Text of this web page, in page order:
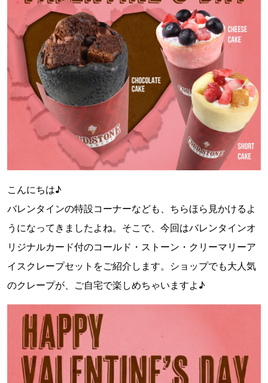
こんにちは♪
バレンタインの特設コーナーなども、ちらほら見かけるよ
うになってきましたよね。そこで、今回はバレンタインオ
リジナルカード付のコールド・ストーン・クリーマリーア
イスクレープセットをご紹介します。ショップでも大人気
のクレープが、ご自宅で楽しめちゃいますよ♪